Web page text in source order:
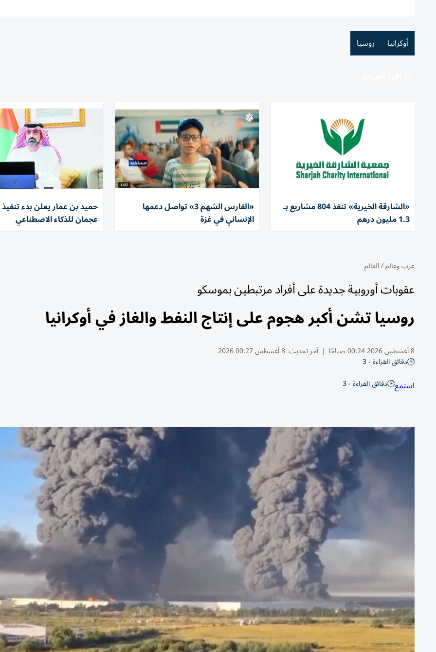
أوكرانيا روسيا
«الشارقة الخيرية» تنفذ 804 مشاريع بـ
1.3 مليون درهم
«الفارس الشهم 3» تواصل دعمها
الإنساني في غزة
حميد بن عمار يعلن بدء تنفيذ
عجمان للذكاء الاصطناعي
عرب وعالم/العالم
عقوبات أوروبية جديدة على أفراد مرتبطين بموسكو
روسيا تشن أكبر هجوم على إنتاج النفط والغاز في أوكرانيا
8 أغسطس 2026 00:24 صباحًا | آخر تحديث:8 أغسطس 00:27 2026
دقائق القراءة - 3
استمع دقائق القراءة - 3